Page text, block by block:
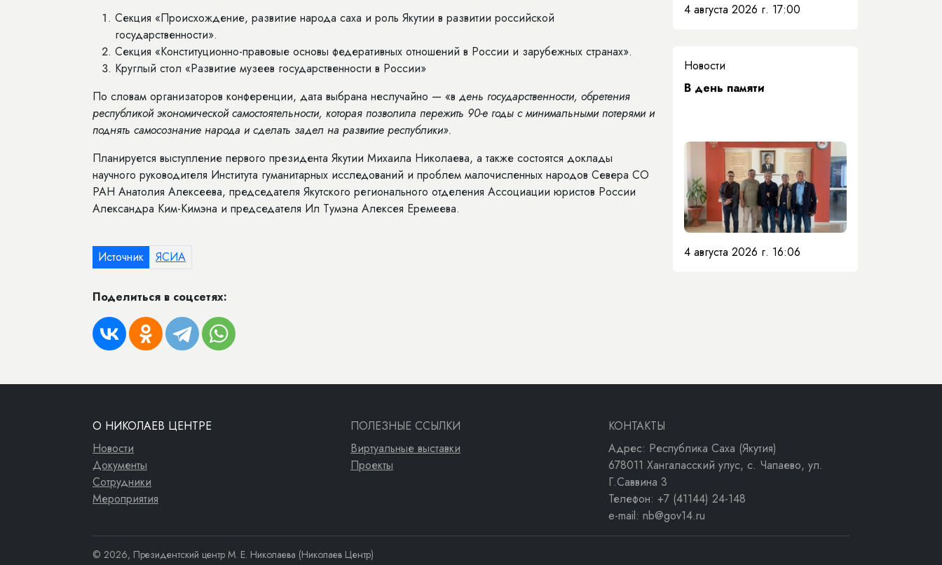
Секция «Происхождение, развитие народа саха и роль Якутии в развитии российской
государственности».
Секция «Конституционно-правовые основы федеративных отношений в России и зарубежных странах».
Круглый стол «Развитие музеев государственности в России»
По словам организаторов конференции, дата выбрана неслучайно — «в день государственности, обретения
республикой экономической самостоятельности, которая позволила пережить 90-е годы с минимальными потерями и
поднять самосознание народа и сделать задел на развитие республики».
Планируется выступление первого президента Якутии Михаила Николаева, а также состоятся доклады
научного руководителя Института гуманитарных исследований и проблем малочисленных народов Севера СО
РАН Анатолия Алексеева, председателя Якутского регионального отделения Ассоциации юристов России
Александра Ким-Кимэна и председателя Ил Тумэна Алексея Еремеева.
Источник ЯСИА
Поделиться в соцсетях:
4 августа 2026 г. 17:00
Новости
​В день памяти
4 августа 2026 г. 16:06
О НИКОЛАЕВ ЦЕНТРЕ
Новости
Документы
Сотрудники
Мероприятия
ПОЛЕЗНЫЕ ССЫЛКИ
Виртуальные выставки
Проекты
КОНТАКТЫ
Адрес: Республика Саха (Якутия)
678011 Хангаласский улус, с. Чапаево, ул.
Г.Саввина 3
Телефон: +7 (41144) 24-148
e-mail: nb@gov14.ru
© 2026, Президентский центр М. Е. Николаева (Николаев Центр)